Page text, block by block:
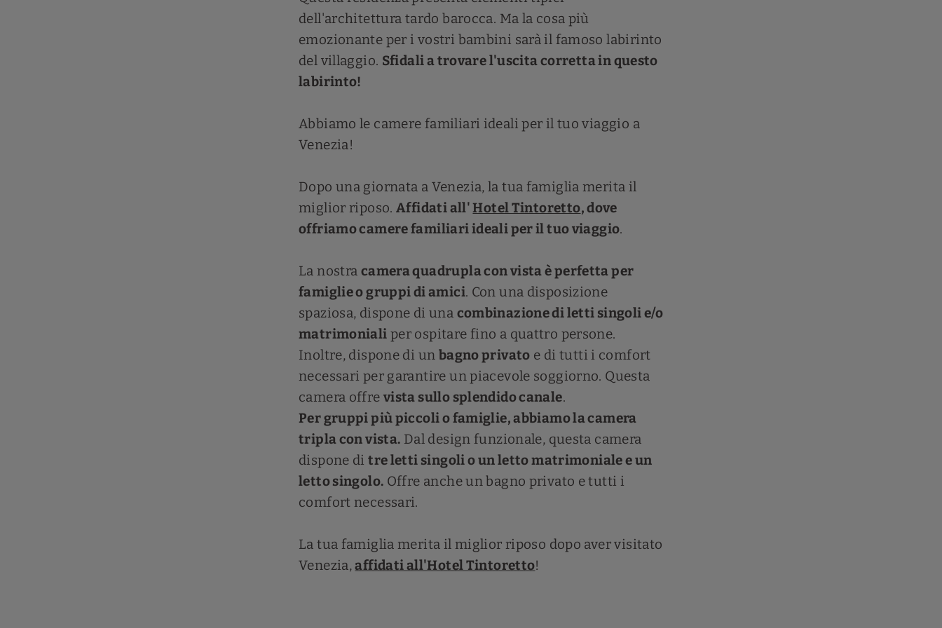
dell'architettura tardo barocca. Ma la cosa più
emozionante per i vostri bambini sarà il famoso labirinto
del villaggio. Sfidali a trovare l'uscita corretta in questo
labirinto!
Abbiamo le camere familiari ideali per il tuo viaggio a
Venezia!
Dopo una giornata a Venezia, la tua famiglia merita il
miglior riposo.Affidati all'Hotel Tintoretto, dove
offriamo camere familiari ideali per il tuo viaggio.
La nostra camera quadrupla con vista è perfetta per
famiglie o gruppi di amici. Con una disposizione
spaziosa, dispone di una combinazione di letti singoli e/o
matrimoniali per ospitare fino a quattro persone.
Inoltre, dispone di un bagno privato e di tutti i comfort
necessari per garantire un piacevole soggiorno. Questa
camera offre vista sullo splendido canale.
Per gruppi più piccoli o famiglie, abbiamo la camera
tripla con vista. Dal design funzionale, questa camera
dispone ditre letti singoli o un letto matrimoniale e un
letto singolo. Offre anche un bagno privato e tutti i
comfort necessari.
La tua famiglia merita il miglior riposo dopo aver visitato
Venezia,affidati all'Hotel Tintoretto!